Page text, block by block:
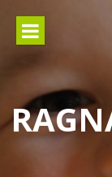
contenu